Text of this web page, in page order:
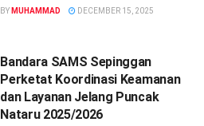
BY MUHAMMAD DECEMBER 15, 2025
Bandara SAMS Sepinggan
Perketat Koordinasi Keamanan
dan Layanan Jelang Puncak
Nataru 2025/2026